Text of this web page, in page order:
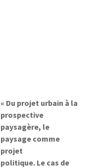
« Du projet urbain à la
prospective
paysagère, le
paysage comme
projet
politique. Le cas de